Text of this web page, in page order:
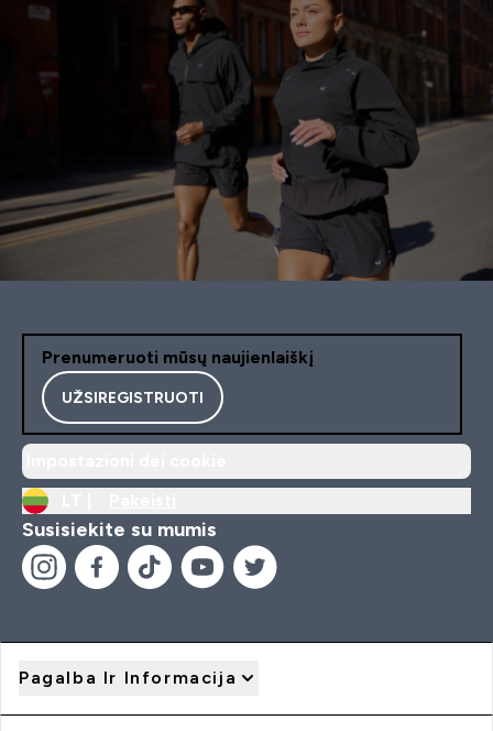
Prenumeruoti mūsų naujienlaiškį
UŽSIREGISTRUOTI
Susisiekite su mumis
Pagalba Ir Informacija